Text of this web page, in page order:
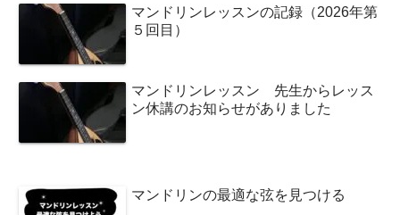
マンドリンレッスンの記録（2026年第
５回目）
マンドリンレッスン 先生からレッス
ン休講のお知らせがありました
マンドリンの最適な弦を見つける